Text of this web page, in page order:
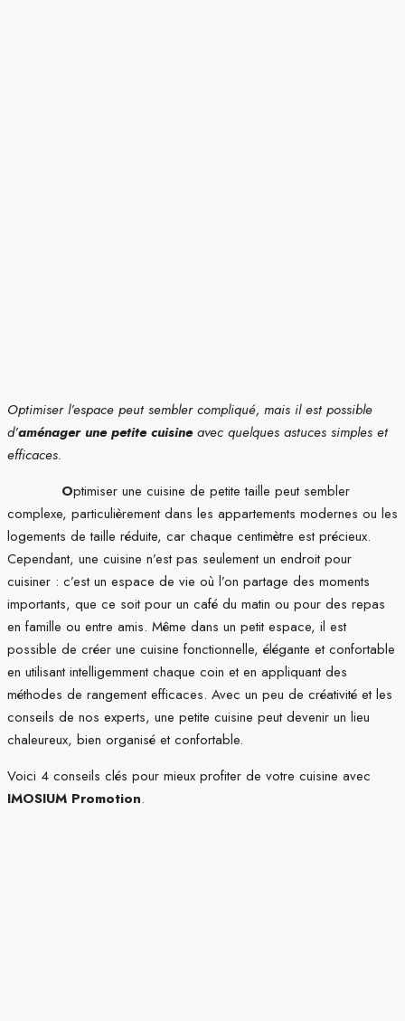
Optimiser l’espace peut sembler compliqué, mais il est possible
d’aménager une petite cuisineavec quelques astuces simples et
efficaces.
Optimiser une cuisine de petite taille peut sembler
complexe, particulièrement dans les appartements modernes ou les
logements de taille réduite, car chaque centimètre est précieux.
Cependant, une cuisine n’est pas seulement un endroit pour
cuisiner : c’est un espace de vie où l’on partage des moments
importants, que ce soit pour un café du matin ou pour des repas
en famille ou entre amis. Même dans un petit espace, il est
possible de créer une cuisine fonctionnelle, élégante et confortable
en utilisant intelligemment chaque coin et en appliquant des
méthodes de rangement efficaces. Avec un peu de créativité et les
conseils de nos experts, une petite cuisine peut devenir un lieu
chaleureux, bien organisé et confortable.
Voici 4 conseils clés pour mieux profiter de votre cuisine avec
IMOSIUM Promotion.